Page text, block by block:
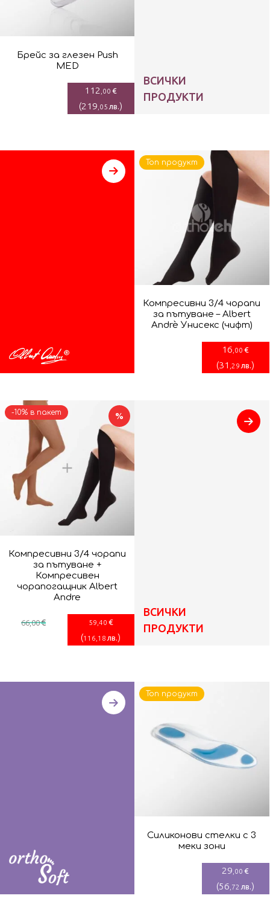
Брейс за глезен Push
MED
112 ,00 €
(219 ,05 лв.)
ВСИЧКИ
ПРОДУКТИ
Компресивни 3/4 чорапи
за пътуване – Albert
Andrè Унисекс (чифт)
16 ,00 €
(31 ,29 лв.)
Топ продукт
%
Компресивни 3/4 чорапи
за пътуване +
Компресивен
чорапогащник Albert
Andre
66,00€ 59 ,40 €
(116 ,18 лв.)
-10% в пакет
ВСИЧКИ
ПРОДУКТИ
Силиконови стелки с 3
меки зони
29 ,00 €
(56 ,72 лв.)
Топ продукт